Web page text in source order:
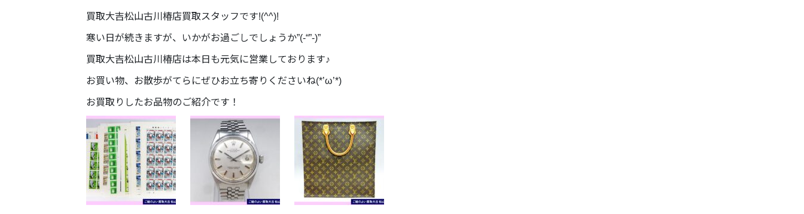
買取大吉松山古川椿店買取スタッフです!(^^)!
寒い日が続きますが、いかがお過ごしでしょうか”(-“”-)”
買取大吉松山古川椿店は本日も元気に営業しております♪
お買い物、お散歩がてらにぜひお立ち寄りくださいね(*’ω’*)
お買取りしたお品物のご紹介です！